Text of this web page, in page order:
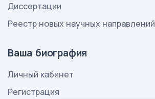
Диссертации
Реестр новых научных направлений
Ваша биография
Личный кабинет
Регистрация